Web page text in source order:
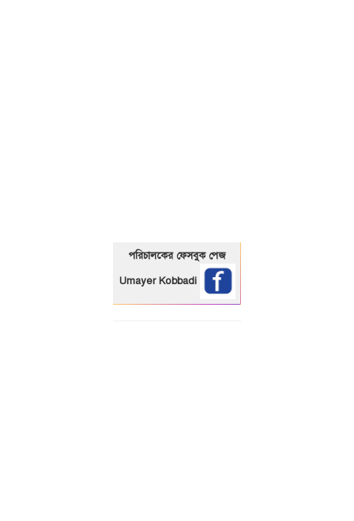
পরিচালকের ফেসবুক পেজ
Umayer Kobbadi